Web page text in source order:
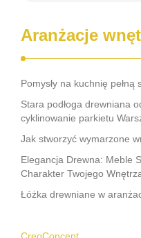
Aranżacje
Pomysły na kuchnię pełną
Stara podłoga drewniana
cyklinowanie parkietu
Jak stworzyć wymarzone
Elegancja Drewna: Meble
Charakter Twojego
Łóżka drewniane w